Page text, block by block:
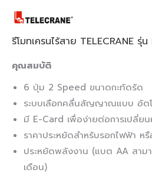
รีโมทเครนไร้สาย TELECRANE รุ่
คุณสมบัติ
6 ปุ่ม 2 Speed ขนาดกะทัดรัด
ระบบเลือกคลื่นสัญญาณแบบ อัต
มี E-Card เพื่อง่ายต่อการเปลี่ย
ราคาประหยัดสำหรับรอกไฟฟ้า หรื
ประหยัดพลังงาน (แบต AA สาม
เดือน)